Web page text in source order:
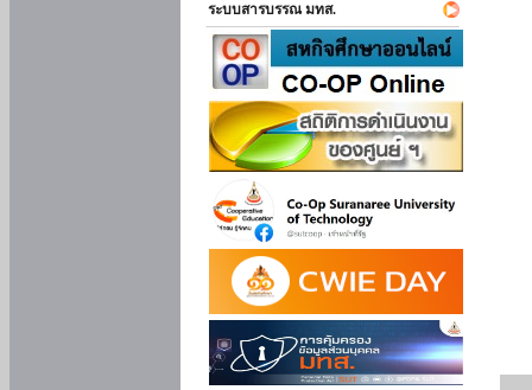
ระบบสารบรรณ มทส.